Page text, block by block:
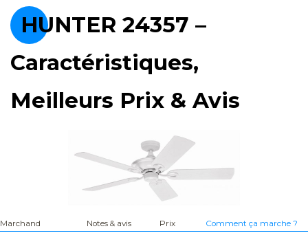
HUNTER 24357 –
Caractéristiques,
Meilleurs Prix & Avis
Marchand Notes & avis Prix Comment ça marche ?